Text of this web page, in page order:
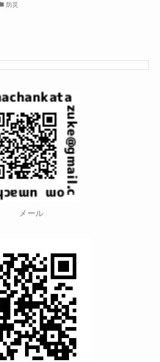
防災
メール